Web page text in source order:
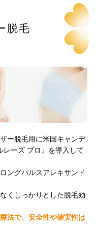
脱毛
ー脱毛用に米国キャンデ
ーズ プロ』を導入して
ングパルスアレキサンド
くしっかりとした脱毛効
法で、安全性や確実性は